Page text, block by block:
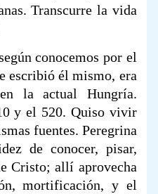
Transcurre la vida
conocemos por el
escribió él mismo, era
la actual Hungría.
y el 520. Quiso vivir
fuentes. Peregrina
de conocer, pisar,
Cristo; allí aprovecha
mortificación, y el